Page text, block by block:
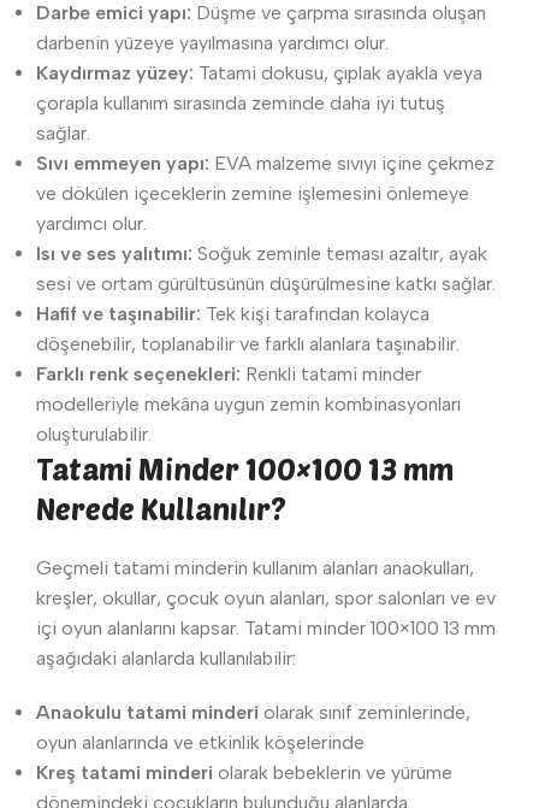
Darbe emici yapı: Düşme ve çarpma sırasında oluşan
darbenin yüzeye yayılmasına yardımcı olur.
Kaydırmaz yüzey: Tatami dokusu, çıplak ayakla veya
çorapla kullanım sırasında zeminde daha iyi tutuş
sağlar.
Sıvı emmeyen yapı: EVA malzeme sıvıyı içine çekmez
ve dökülen içeceklerin zemine işlemesini önlemeye
yardımcı olur.
Isı ve ses yalıtımı: Soğuk zeminle teması azaltır, ayak
sesi ve ortam gürültüsünün düşürülmesine katkı sağlar.
Hafif ve taşınabilir: Tek kişi tarafından kolayca
döşenebilir, toplanabilir ve farklı alanlara taşınabilir.
Farklı renk seçenekleri: Renkli tatami minder
modelleriyle mekâna uygun zemin kombinasyonları
oluşturulabilir.
Tatami Minder 100×100 13 mm
Nerede Kullanılır?
Geçmeli tatami minderin kullanım alanları anaokulları,
kreşler, okullar, çocuk oyun alanları, spor salonları ve ev
içi oyun alanlarını kapsar. Tatami minder 100×100 13 mm
aşağıdaki alanlarda kullanılabilir:
Anaokulu tatami minderi olarak sınıf zeminlerinde,
oyun alanlarında ve etkinlik köşelerinde
Kreş tatami minderi olarak bebeklerin ve yürüme
dönemindeki çocukların bulunduğu alanlarda